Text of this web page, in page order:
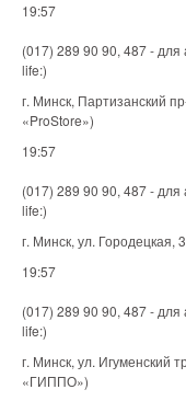
19:57
(017) 289 90 90, 487 -
life:)
г. Минск, Партизанский
«ProStore»)
19:57
(017) 289 90 90, 487 -
life:)
г. Минск, ул.
19:57
(017) 289 90 90, 487 -
life:)
г. Минск, ул. Игуменский
«ГИППО»)